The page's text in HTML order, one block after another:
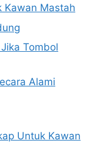
Kawan Mastah
Tombol
Alami
Untuk Kawan